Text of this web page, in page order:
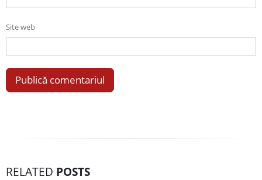
Site web
RELATED POSTS